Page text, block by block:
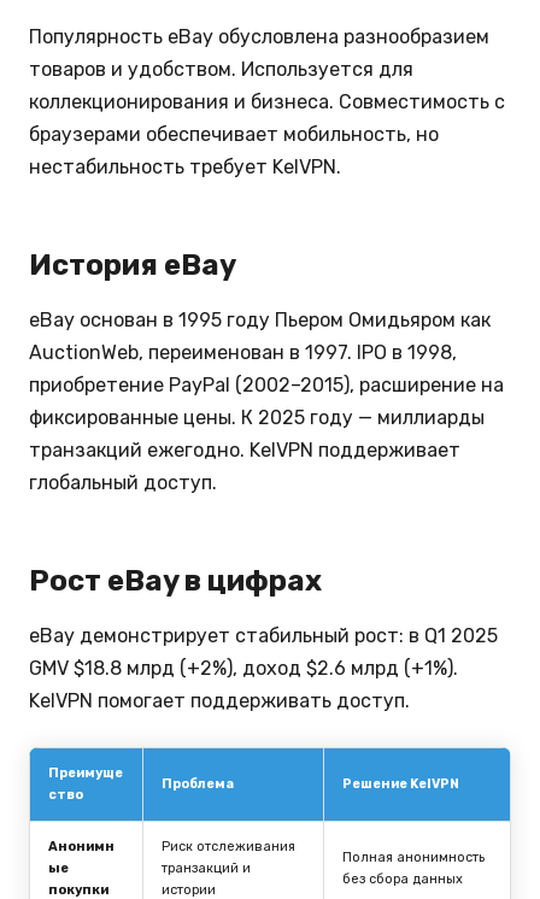
Популярность eBay обусловлена разнообразием
товаров и удобством. Используется для
коллекционирования и бизнеса. Совместимость с
браузерами обеспечивает мобильность, но
нестабильность требует KelVPN.
История eBay
eBay основан в 1995 году Пьером Омидьяром как
AuctionWeb, переименован в 1997. IPO в 1998,
приобретение PayPal (2002–2015), расширение на
фиксированные цены. К 2025 году — миллиарды
транзакций ежегодно. KelVPN поддерживает
глобальный доступ.
Рост eBay в цифрах
eBay демонстрирует стабильный рост: в Q1 2025
GMV $18.8 млрд (+2%), доход $2.6 млрд (+1%).
KelVPN помогает поддерживать доступ.
Преимуще
ство
Проблема Решение KelVPN
Анонимн
ые
покупки
Риск отслеживания
транзакций и
истории
Полная анонимность
без сбора данных